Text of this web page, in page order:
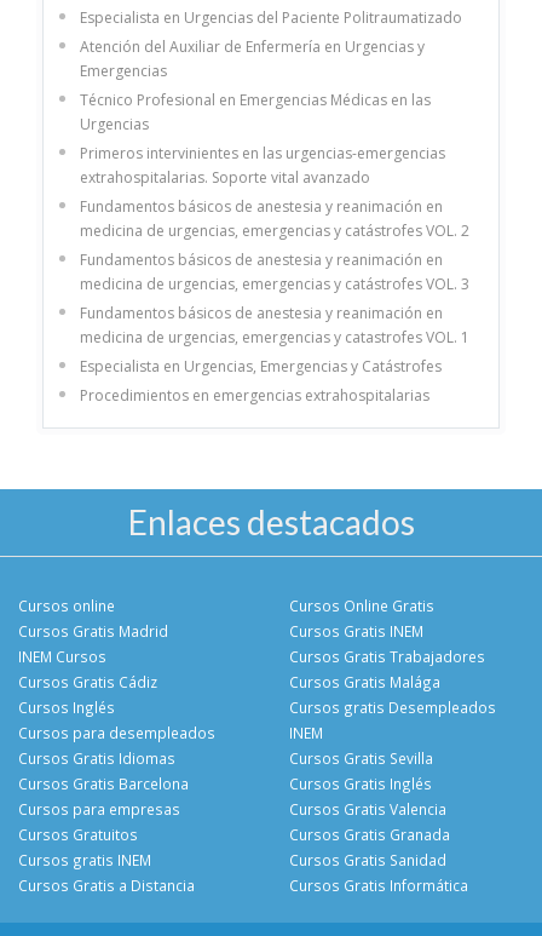
Especialista en Urgencias del Paciente Politraumatizado
Atención del Auxiliar de Enfermería en Urgencias y
Emergencias
Técnico Profesional en Emergencias Médicas en las
Urgencias
Primeros intervinientes en las urgencias-emergencias
extrahospitalarias. Soporte vital avanzado
Fundamentos básicos de anestesia y reanimación en
medicina de urgencias, emergencias y catástrofes VOL. 2
Fundamentos básicos de anestesia y reanimación en
medicina de urgencias, emergencias y catástrofes VOL. 3
Fundamentos básicos de anestesia y reanimación en
medicina de urgencias, emergencias y catastrofes VOL. 1
Especialista en Urgencias, Emergencias y Catástrofes
Procedimientos en emergencias extrahospitalarias
Enlaces destacados
Cursos online
Cursos Gratis Madrid
INEM Cursos
Cursos Gratis Cádiz
Cursos Online Gratis
Cursos Gratis INEM
Cursos Gratis Trabajadores
Cursos Gratis Malága
Cursos Inglés
Cursos para desempleados
Cursos Gratis Idiomas
Cursos Gratis Barcelona
Cursos gratis Desempleados
INEM
Cursos Gratis Sevilla
Cursos Gratis Inglés
Cursos para empresas
Cursos Gratuitos
Cursos gratis INEM
Cursos Gratis a Distancia
Cursos Gratis Valencia
Cursos Gratis Granada
Cursos Gratis Sanidad
Cursos Gratis Informática